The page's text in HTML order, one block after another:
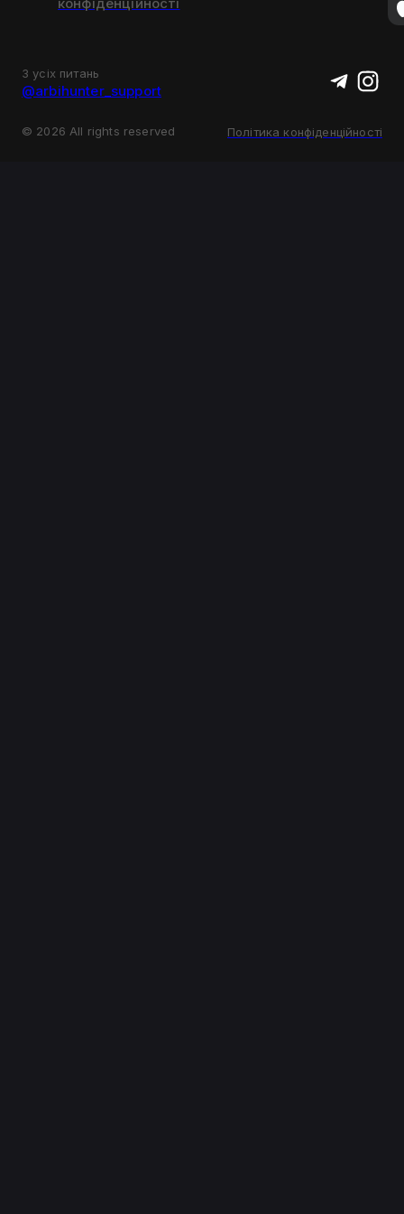
З усіх питань
@arbihunter_support
© 2026 All rights reserved Політика конфіденційності